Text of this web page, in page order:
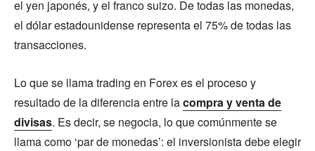
el yen japonés, y el franco suizo. De todas las monedas,
el dólar estadounidense representa el 75% de todas las
transacciones.
Lo que se llama trading en Forex es el proceso y
resultado de la diferencia entre lacompra y venta de
divisas. Es decir, se negocia, lo que comúnmente se
llama como ‘par de monedas’: el inversionista debe elegir